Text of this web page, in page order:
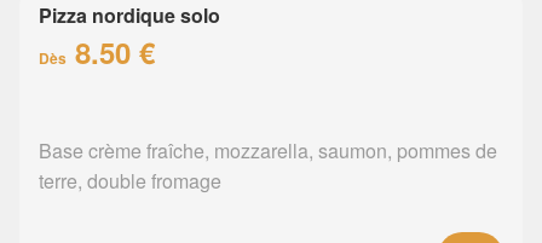
Pizza nordique solo
Dès 8.50 €
Base crème fraîche, mozzarella, saumon, pommes de
terre, double fromage